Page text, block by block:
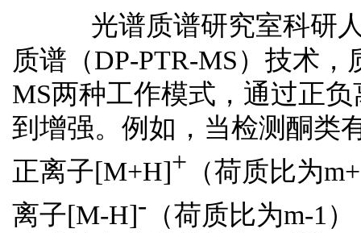
光谱质谱研究室科研
质谱（DP-PTR-MS）技术，
MS两种工作模式，通过正
到增强。例如，当检测酮类
正离子[M+H]+ （荷质比为
离子[M-H]- （荷质比为m-1